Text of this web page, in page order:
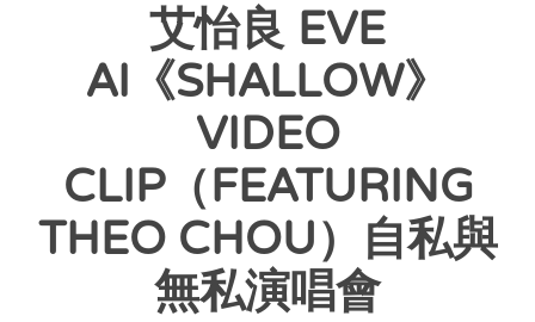
艾怡良 EVE
AI《SHALLOW》
VIDEO
CLIP（FEATURING
THEO CHOU）自私與
無私演唱會